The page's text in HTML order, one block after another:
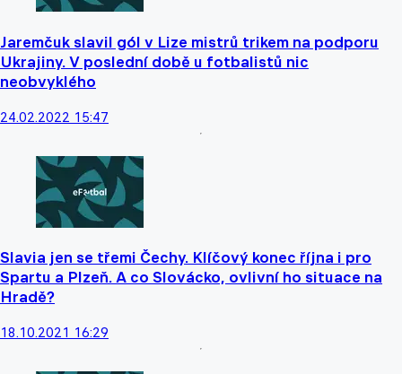
Jaremčuk slavil gól v Lize mistrů trikem na podporu
Ukrajiny. V poslední době u fotbalistů nic
neobvyklého
24.02.2022 15:47
Slavia jen se třemi Čechy. Klíčový konec října i pro
Spartu a Plzeň. A co Slovácko, ovlivní ho situace na
Hradě?
18.10.2021 16:29